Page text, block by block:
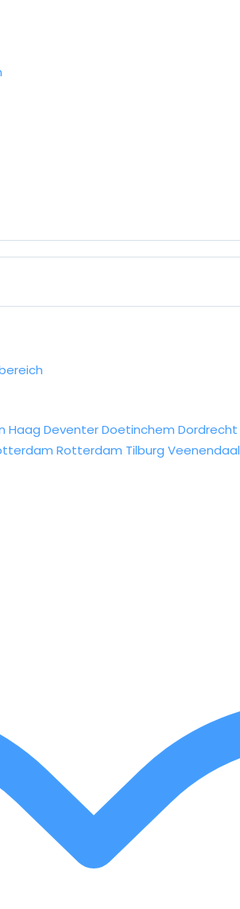
Haag DeventerDoetinchem Dordrecht
Rotterdam Tilburg Veenendaal